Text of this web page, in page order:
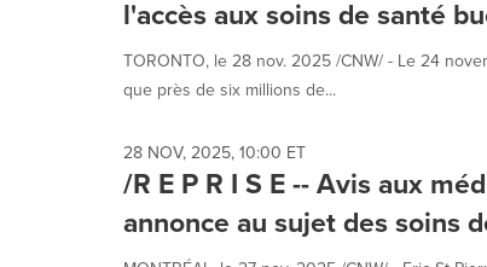
l'accès aux soins de santé
TORONTO, le 28 nov. 2025 /CNW/ - Le 24
que près de six millions de...
28 NOV, 2025, 10:00 ET
/R E P R I S E -- Avis aux
annonce au sujet des soins